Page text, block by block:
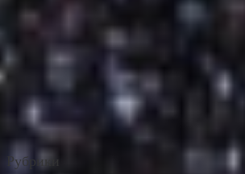
Рубрики